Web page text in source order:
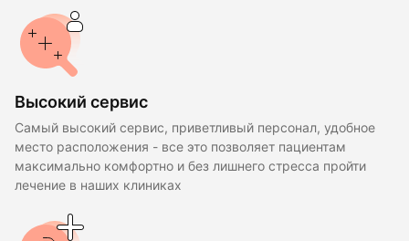
Высокий сервис
Самый высокий сервис, приветливый персонал, удобное
место расположения - все это позволяет пациентам
максимально комфортно и без лишнего стресса пройти
лечение в наших клиниках